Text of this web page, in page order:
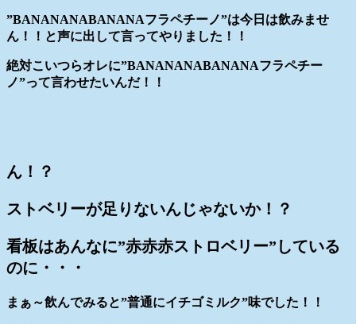
”BANANANABANANAフラペチーノ”は今日は飲みませ
ん！！と声に出して言ってやりました！！
絶対こいつらオレに”BANANANABANANAフラペチー
ノ”って言わせたいんだ！！
ん！？
ストベリーが足りないんじゃないか！？
看板はあんなに”赤赤赤ストロベリー”している
のに・・・
まぁ～飲んでみると”普通にイチゴミルク”味でした！！